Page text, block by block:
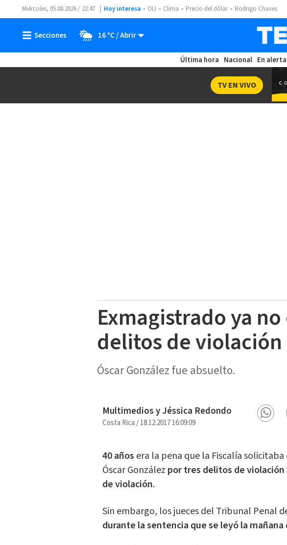
Miércoles, 05.08.2026 / 22:47 Hoy interesa OIJ Clima Precio del dólar Rodrigo Chaves
16 ºC
Última hora Nacional En alerta
TV EN VIVO
Exmagistrado ya
delitos de violación
Óscar González fue absuelto.
Multimedios y Jéssica Redondo
Costa Rica/18.12.2017 16:09:09
40 años era la pena que la Fiscalía
Óscar González por tres delitos de
de violación.
Sin embargo, los jueces del Tribunal Penal
durante la sentencia que se leyó la